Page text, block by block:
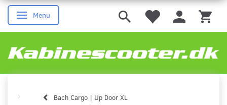
Skifte navigation
Menu
Bach Cargo | Up Door XL